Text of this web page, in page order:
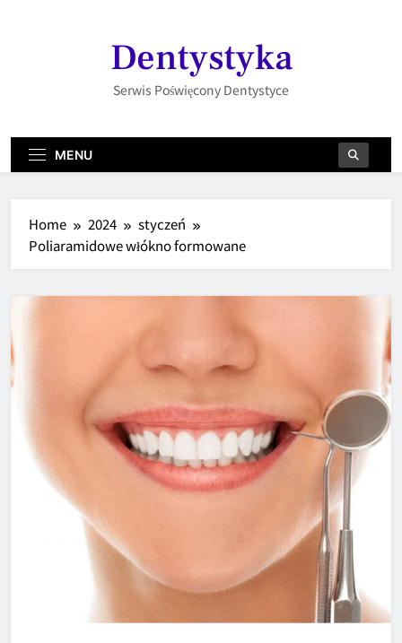
Dentystyka
Serwis Poświęcony Dentystyce
MENU
Home 2024
styczeń
Poliaramidowe włókno formowane